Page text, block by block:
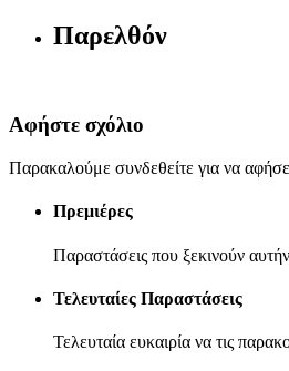
Παρελθόν
Αφήστε σχόλιο
Παρακαλούμε συνδεθείτε για να
Πρεμιέρες
Παραστάσεις που ξεκινούν
Τελευταίες Παραστάσεις
Τελευταία ευκαιρία να τις